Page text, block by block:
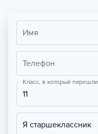
Имя
Телефон
Класс, в который перешли
11
Я старшеклассник